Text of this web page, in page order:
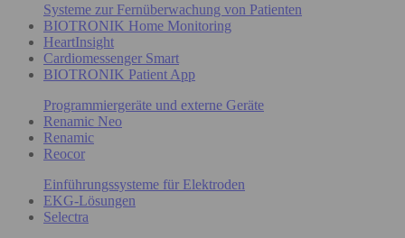
Systeme zur Fernüberwachung von Patienten
BIOTRONIK Home Monitoring
HeartInsight
Cardiomessenger Smart
BIOTRONIK Patient App
Programmiergeräte und externe Geräte
Renamic Neo
Renamic
Reocor
Einführungssysteme für Elektroden
EKG-Lösungen
Selectra